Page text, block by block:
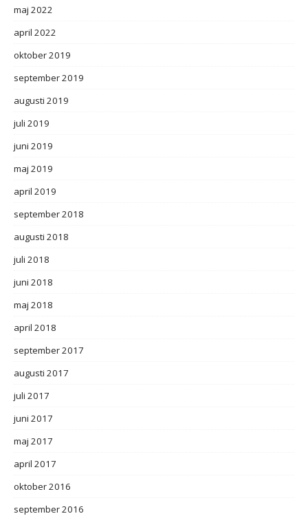
maj 2022
april 2022
oktober 2019
september 2019
augusti 2019
juli 2019
juni 2019
maj 2019
april 2019
september 2018
augusti 2018
juli 2018
juni 2018
maj 2018
april 2018
september 2017
augusti 2017
juli 2017
juni 2017
maj 2017
april 2017
oktober 2016
september 2016